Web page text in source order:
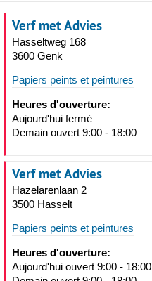
Verf met Advies
Hasseltweg 168
3600 Genk
Papiers peints et peintures
Heures d'ouverture:
Aujourd'hui fermé
Demain ouvert 9:00 - 18:00
Verf met Advies
Hazelarenlaan 2
3500 Hasselt
Papiers peints et peintures
Heures d'ouverture:
Aujourd'hui ouvert 9:00 - 18:00